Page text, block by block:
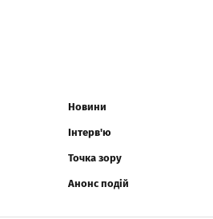
Новини
Інтерв'ю
Точка зору
Анонс подій